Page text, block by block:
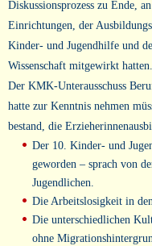
Diskussionsprozess zu Ende,
Einrichtungen, der
Kinder- und Jugendhilfe und
Wissenschaft mitgewirkt hatten.
Der KMK-Unterausschuss
hatte zur Kenntnis nehmen
bestand, die
Der 10. Kinder- und
geworden – sprach von
Jugendlichen.
Die Arbeitslosigkeit in
Die unterschiedlichen
ohne